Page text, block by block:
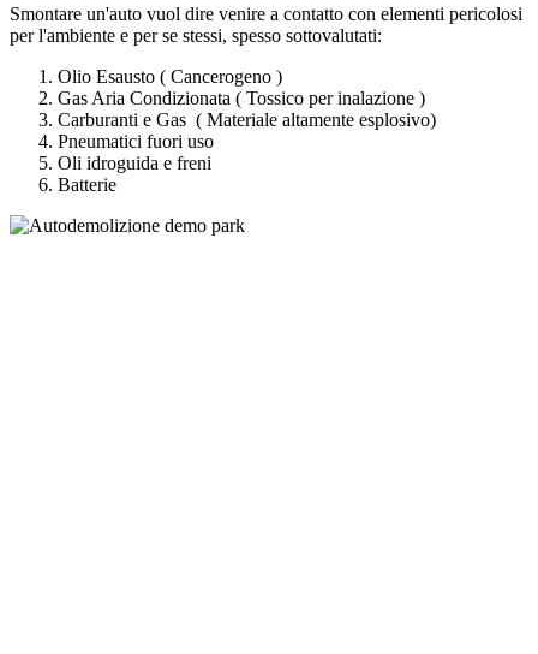
Smontare un'auto vuol dire venire a contatto con elementi pericolosi
per l'ambiente e per se stessi, spesso sottovalutati:
Olio Esausto ( Cancerogeno )
Gas Aria Condizionata ( Tossico per inalazione )
Carburanti e Gas ( Materiale altamente esplosivo)
Pneumatici fuori uso
Oli idroguida e freni
Batterie